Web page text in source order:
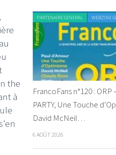
the
à
PARTENAIRE GENERAL WEBZINE
FrancoFans n°120 : ORP
PARTY, Une Touche
David McNeil…
6 AOÛT 2026